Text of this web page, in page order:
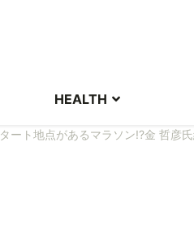
HEALTH
ート地点があるマラソン!?金 哲彦